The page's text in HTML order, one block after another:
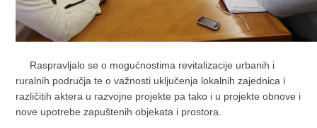
Raspravljalo se o mogućnostima revitalizacije urbanih i
ruralnih područja te o važnosti uključenja lokalnih zajednica i
različitih aktera u razvojne projekte pa tako i u projekte obnove i
nove upotrebe zapuštenih objekata i prostora.